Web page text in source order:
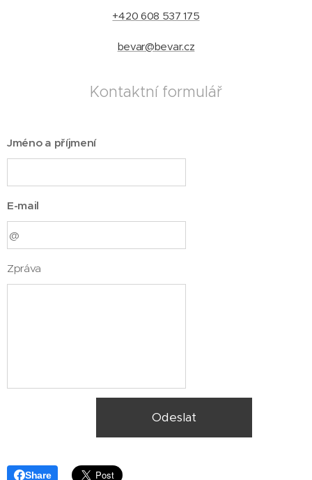
+420 608 537 175
bevar@bevar.cz
Kontaktní formulář
Jméno a příjmení
E-mail
Zpráva
Odeslat
Share